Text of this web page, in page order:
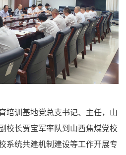
培训基地党总支书记、主任，山
校长贾宝军率队到山西焦煤党校
系统共建机制建设等工作开展专